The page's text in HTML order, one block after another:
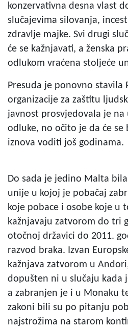
konzervativna desna vlast
slučajevima silovanja,
zdravlje majke. Svi drugi
će se kažnjavati, a ženska
odlukom vraćena stoljeće
Presuda je ponovno stavila
organizacije za zaštitu
javnost prosvjedovala je
odluke, no očito je da će se
iznova voditi još godinama.
Do sada je jedino Malta
unije u kojoj je pobačaj
koje pobace i osobe koje u
kažnjavaju zatvorom do tri
otočnoj državici do 2011.
razvod braka. Izvan
kažnjava zatvorom u
dopušten ni u slučaju kada
a zabranjen je i u Monaku
zakoni bili su po pitanju
najstrožima na starom